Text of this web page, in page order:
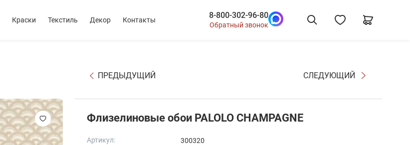
Краски Текстиль Декор Контакты 8-800-302-96-80
Обратный звонок
ПРЕДЫДУЩИЙ СЛЕДУЮЩИЙ
Флизелиновые обои PALOLO CHAMPAGNE
Артикул:
300320